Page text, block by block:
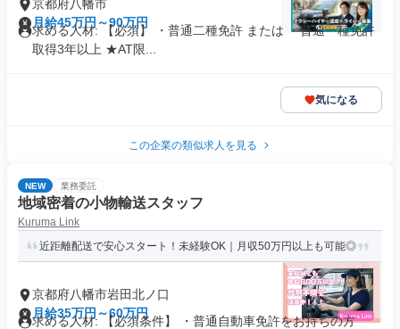
京都府八幡市
月給45万円～90万円
求める人材: 【必須】 ・普通二種免許 または ・普通一種免許
取得3年以上 ★AT限...
気になる
この企業の類似求人を見る
NEW 業務委託
地域密着の小物輸送スタッフ
Kuruma Link
近距離配送で安心スタート！未経験OK｜月収50万円以上も可能◎
京都府八幡市岩田北ノ口
月給35万円～60万円
求める人材: 【必須条件】 ・普通自動車免許をお持ちの方